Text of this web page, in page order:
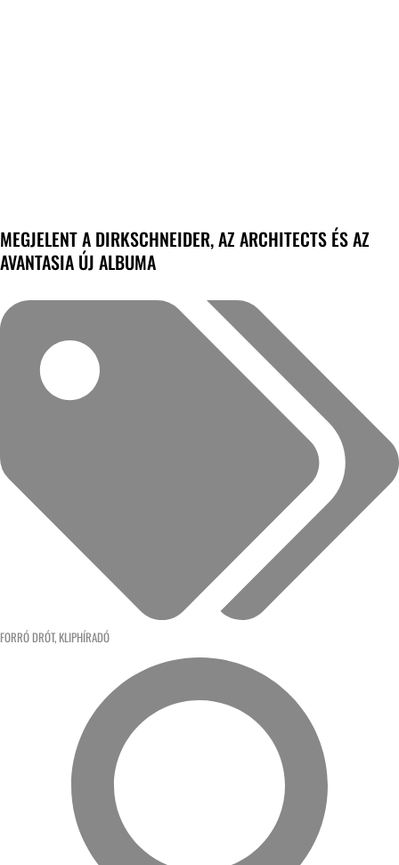
MEGJELENT A DIRKSCHNEIDER, AZ ARCHITECTS ÉS AZ
AVANTASIA ÚJ ALBUMA
FORRÓ DRÓT, KLIPHÍRADÓ